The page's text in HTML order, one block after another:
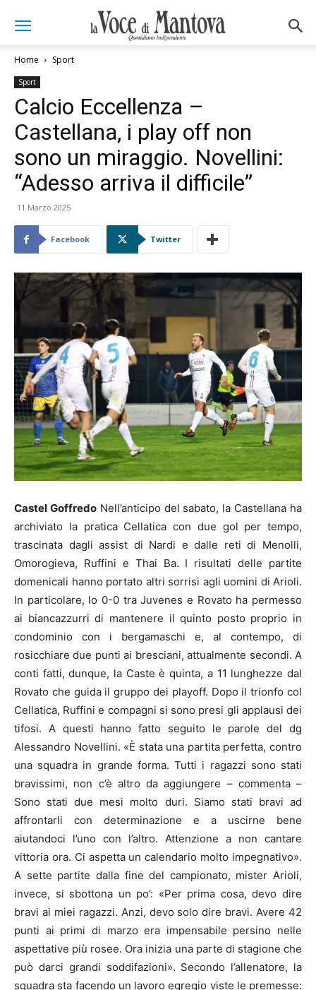
Home Sport
Sport
Calcio Eccellenza –
Castellana, i play off non
sono un miraggio. Novellini:
“Adesso arriva il difficile”
11 Marzo 2025
Facebook Twitter
Castel GoffredoNell’anticipo del sabato, la Castellana ha
archiviato la pratica Cellatica con due gol per tempo,
trascinata dagli assist di Nardi e dalle reti di Menolli,
Omorogieva, Ruffini e Thai Ba. I risultati delle partite
domenicali hanno portato altri sorrisi agli uomini di Arioli.
In particolare, lo 0-0 tra Juvenes e Rovato ha permesso
ai biancazzurri di mantenere il quinto posto proprio in
condominio con i bergamaschi e, al contempo, di
rosicchiare due punti ai bresciani, attualmente secondi. A
conti fatti, dunque, la Caste è quinta, a 11 lunghezze dal
Rovato che guida il gruppo dei playoff. Dopo il trionfo col
Cellatica, Ruffini e compagni si sono presi gli applausi dei
tifosi. A questi hanno fatto seguito le parole del dg
Alessandro Novellini. «È stata una partita perfetta, contro
una squadra in grande forma. Tutti i ragazzi sono stati
bravissimi, non c’è altro da aggiungere – commenta –
Sono stati due mesi molto duri. Siamo stati bravi ad
affrontarli con determinazione e a uscirne bene
aiutandoci l’uno con l’altro. Attenzione a non cantare
vittoria ora. Ci aspetta un calendario molto impegnativo».
A sette partite dalla fine del campionato, mister Arioli,
invece, si sbottona un po’: «Per prima cosa, devo dire
bravi ai miei ragazzi. Anzi, devo solo dire bravi. Avere 42
punti ai primi di marzo era impensabile persino nelle
aspettative più rosee. Ora inizia una parte di stagione che
può darci grandi soddifazioni». Secondo l’allenatore, la
squadra sta facendo un lavoro egregio viste le premesse: